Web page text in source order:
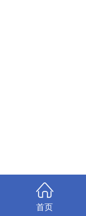

首页